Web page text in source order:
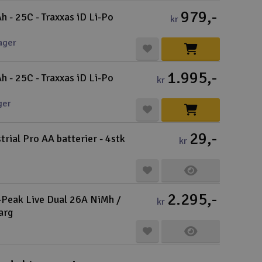
- 25C - Traxxas iD Li-Po kr 979,-
- 25C - Traxxas iD Li-Po kr 1.995,-
Pro AA batterier - 4stk kr 29,-
Peak Live Dual 26A NiMh /
kr 2.295,-